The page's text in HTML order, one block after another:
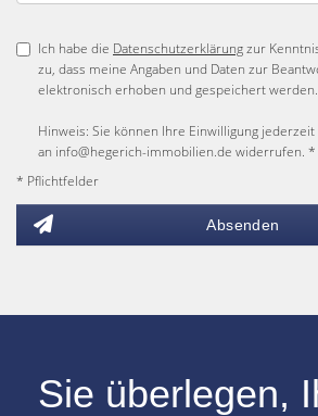
Ich habe die Datenschutzerklärungzur
zu, dass meine Angaben und Daten zur
elektronisch erhoben und gespeichert werden.
Hinweis: Sie können Ihre Einwilligung
an info@hegerich-immobilien.de widerrufen. *
* Pflichtfelder
Absenden
Sie überlegen,